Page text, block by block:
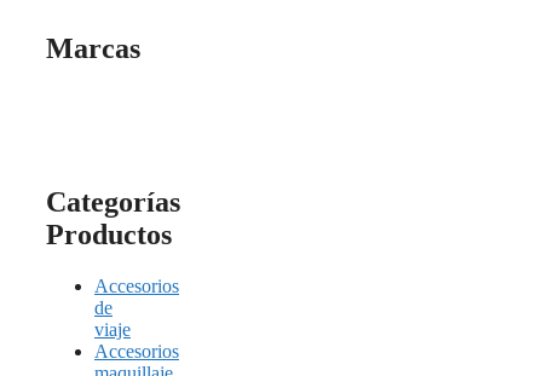
Marcas
Categorías
Productos
Accesorios
de
viaje
Accesorios